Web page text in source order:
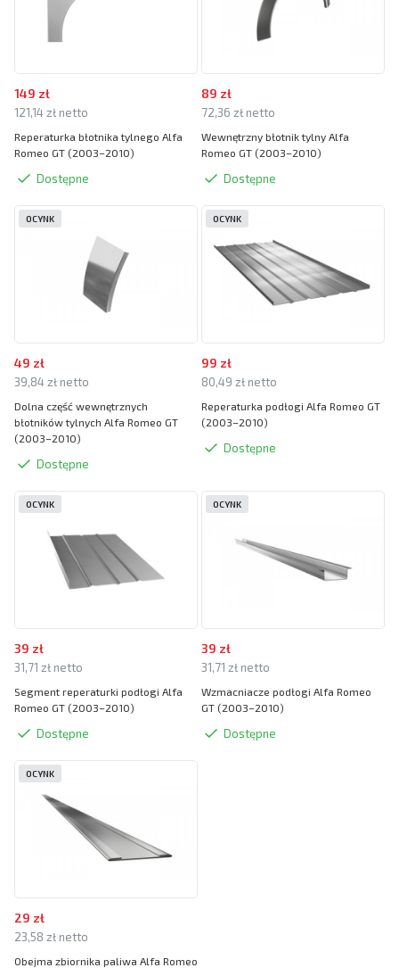
149 zł
121,14 zł netto
Reperaturka błotnika tylnego Alfa
Romeo GT (2003–2010)
Dostępne
89 zł
72,36 zł netto
Wewnętrzny błotnik tylny Alfa
Romeo GT (2003–2010)
Dostępne
49 zł
39,84 zł netto
Dolna część wewnętrznych
błotników tylnych Alfa Romeo GT
(2003–2010)
Dostępne
OCYNK
99 zł
80,49 zł netto
Reperaturka podłogi Alfa Romeo GT
(2003–2010)
Dostępne
OCYNK
39 zł
31,71 zł netto
Segment reperaturki podłogi Alfa
Romeo GT (2003–2010)
Dostępne
OCYNK
39 zł
31,71 zł netto
Wzmacniacze podłogi Alfa Romeo
GT (2003–2010)
Dostępne
OCYNK
29 zł
23,58 zł netto
Obejma zbiornika paliwa Alfa Romeo
OCYNK